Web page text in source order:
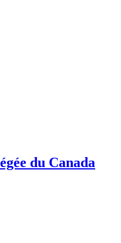
du Canada